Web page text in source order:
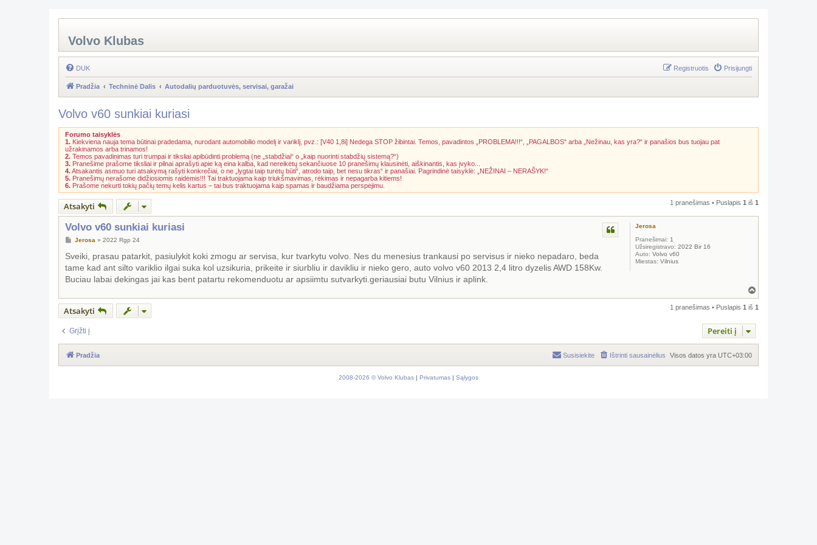
Volvo Klubas
DUK Prisijungti
Registruotis
Pradžia Techninė Dalis Autodalių parduotuvės, servisai, garažai
Volvo v60 sunkiai kuriasi
Forumo taisyklės
1. Kiekviena nauja tema būtinai pradedama, nurodant automobilio modelį ir variklį, pvz.: [V40 1,8i] Nedega STOP žibintai. Temos, pavadintos „PROBLEMA!!!“, „PAGALBOS“ arba „Nežinau, kas yra?“ ir panašios bus tuojau pat
užrakinamos arba trinamos!
2. Temos pavadinimas turi trumpai ir tiksliai apibūdinti problemą (ne „stabdžiai“ o „kaip nuorinti stabdžių sistemą?“)
3. Pranešime prašome tiksliai ir pilnai aprašyti apie ką eina kalba, kad nereikėtų sekančiuose 10 pranešimų klausinėti, aiškinantis, kas įvyko...
4.Atsakantis asmuo turi atsakymą rašyti konkrečiai, o ne „lygtai taip turėtų būti“, atrodo taip, bet nesu tikras“ ir panašiai. Pagrindinė taisyklė: „NEŽINAI – NERAŠYK!“
5. Pranešimų nerašome didžiosiomis raidėmis!!! Tai traktuojama kaip triukšmavimas, rėkimas ir nepagarba kitiems!
6. Prašome nekurti tokių pačių temų kelis kartus – tai bus traktuojama kaip spamas ir baudžiama perspėjimu.
Atsakyti 1 pranešimas • Puslapis 1 iš 1
Jerosa
Pranešimai: 1
Užsiregistravo: 2022 Bir 16
Auto: Volvo v60
Miestas: Vilnius
Volvo v60 sunkiai kuriasi
S
a
n
d
r
i
n
ė
Jerosa » 2022 Rgp 24
Sveiki, prasau patarkit, pasiulykit koki zmogu ar servisa, kur tvarkytu volvo. Nes du menesius trankausi po servisus ir nieko nepadaro, beda
tame kad ant silto variklio ilgai suka kol uzsikuria, prikeite ir siurbliu ir davikliu ir nieko gero, auto volvo v60 2013 2,4 litro dyzelis AWD 158Kw.
Buciau labai dekingas jai kas bent patartu rekomenduotu ar apsiimtu sutvarkyti.geriausiai butu Vilnius ir aplink.
v
i
Atsakyti 1 pranešimas • Puslapis 1 iš 1
Grįžti į Pereiti į
Pradžia Visos datos yra UTC+03:00
Ištrinti sausainėlius
Susisiekite
2008-2026 © Volvo Klubas | Privatumas | Sąlygos